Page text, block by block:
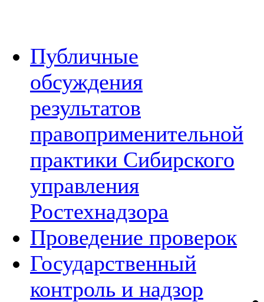
Публичные
обсуждения
результатов
правоприменительной
практики Сибирского
управления
Ростехнадзора
Проведение проверок
Государственный
контроль и надзор